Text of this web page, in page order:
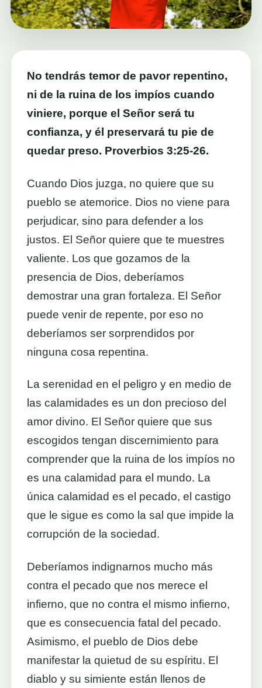
No tendrás temor de pavor repentino,
ni de la ruina de los impíos cuando
viniere, porque el Señor será tu
confianza, y él preservará tu pie de
quedar preso. Proverbios 3:25-26.
Cuando Dios juzga, no quiere que su
pueblo se atemorice. Dios no viene para
perjudicar, sino para defender a los
justos. El Señor quiere que te muestres
valiente. Los que gozamos de la
presencia de Dios, deberíamos
demostrar una gran fortaleza. El Señor
puede venir de repente, por eso no
deberíamos ser sorprendidos por
ninguna cosa repentina.
La serenidad en el peligro y en medio de
las calamidades es un don precioso del
amor divino. El Señor quiere que sus
escogidos tengan discernimiento para
comprender que la ruina de los impíos no
es una calamidad para el mundo. La
única calamidad es el pecado, el castigo
que le sigue es como la sal que impide la
corrupción de la sociedad.
Deberíamos indignarnos mucho más
contra el pecado que nos merece el
infierno, que no contra el mismo infierno,
que es consecuencia fatal del pecado.
Asimismo, el pueblo de Dios debe
manifestar la quietud de su espíritu. El
diablo y su simiente están llenos de